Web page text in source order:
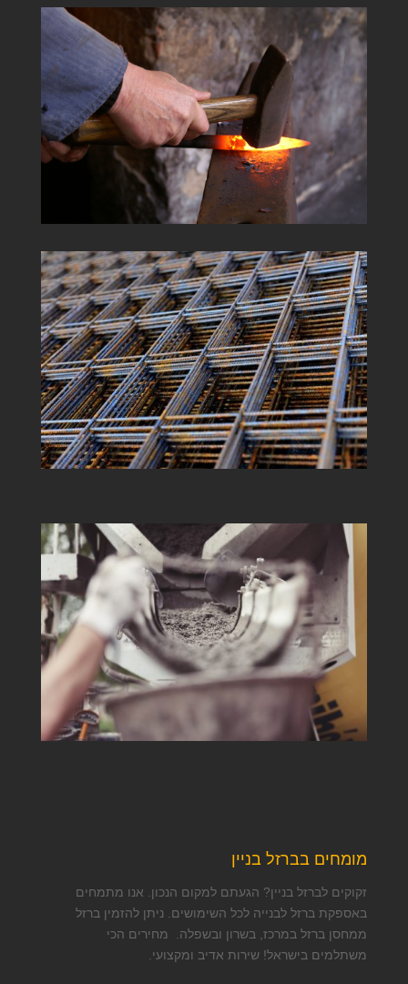
מומחים בברזל בניין
זקוקים לברזל בניין? הגעתם למקום הנכון. אנו מתמחים
באספקת ברזל לבנייה לכל השימושים. ניתן להזמין ברזל
ממחסן ברזל במרכז, בשרון ובשפלה. מחירים הכי
משתלמים בישראל! שירות אדיב ומקצועי.